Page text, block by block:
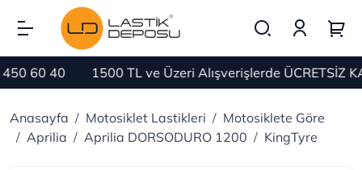
60 40 1500 TL ve Üzeri Alışverişlerde ÜCRETSİZ
Anasayfa Motosiklet Lastikleri
Motosiklete Göre
Aprilia
Aprilia DORSODURO 1200 KingTyre